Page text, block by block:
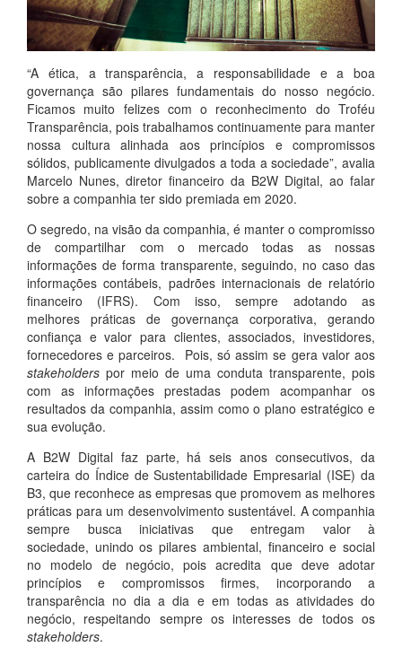
“A ética, a transparência, a responsabilidade e a boa
governança são pilares fundamentais do nosso negócio.
Ficamos muito felizes com o reconhecimento do Troféu
Transparência, pois trabalhamos continuamente para manter
nossa cultura alinhada aos princípios e compromissos
sólidos, publicamente divulgados a toda a sociedade”, avalia
Marcelo Nunes, diretor financeiro da B2W Digital, ao falar
sobre a companhia ter sido premiada em 2020.
O segredo, na visão da companhia, é manter o compromisso
de compartilhar com o mercado todas as nossas
informações de forma transparente, seguindo, no caso das
informações contábeis, padrões internacionais de relatório
financeiro (IFRS). Com isso, sempre adotando as
melhores práticas de governança corporativa, gerando
confiança e valor para clientes, associados, investidores,
fornecedores e parceiros. Pois, só assim se gera valor aos
stakeholders por meio de uma conduta transparente, pois
com as informações prestadas podem acompanhar os
resultados da companhia, assim como o plano estratégico e
sua evolução.
A B2W Digital faz parte, há seis anos consecutivos, da
carteira do Índice de Sustentabilidade Empresarial (ISE) da
B3, que reconhece as empresas que promovem as melhores
práticas para um desenvolvimento sustentável. A companhia
sempre busca iniciativas que entregam valor à
sociedade, unindo os pilares ambiental, financeiro e social
no modelo de negócio, pois acredita que deve adotar
princípios e compromissos firmes, incorporando a
transparência no dia a dia e em todas as atividades do
negócio, respeitando sempre os interesses de todos os
stakeholders.